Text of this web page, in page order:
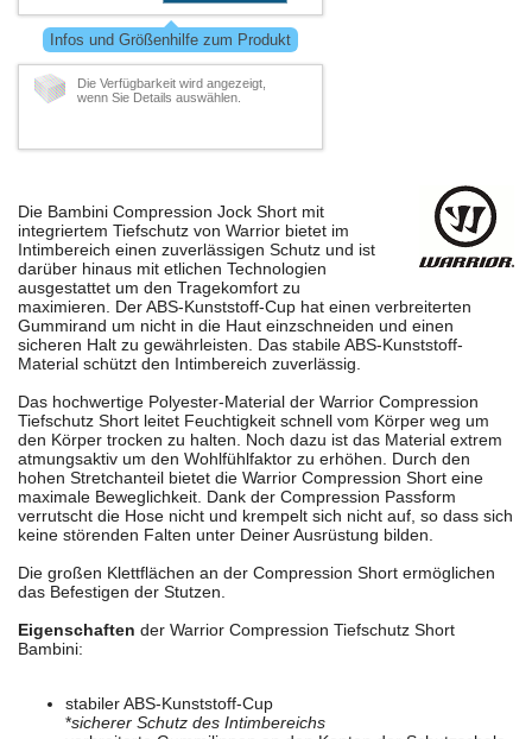
Infos und Größenhilfe zum Produkt
Die Verfügbarkeit wird angezeigt,
wenn Sie Details auswählen.
Die Bambini Compression Jock Short mit
integriertem Tiefschutz von Warrior bietet im
Intimbereich einen zuverlässigen Schutz und ist
darüber hinaus mit etlichen Technologien
ausgestattet um den Tragekomfort zu
maximieren. Der ABS-Kunststoff-Cup hat einen verbreiterten
Gummirand um nicht in die Haut einzschneiden und einen
sicheren Halt zu gewährleisten. Das stabile ABS-Kunststoff-
Material schützt den Intimbereich zuverlässig.
Das hochwertige Polyester-Material der Warrior Compression
Tiefschutz Short leitet Feuchtigkeit schnell vom Körper weg um
den Körper trocken zu halten. Noch dazu ist das Material extrem
atmungsaktiv um den Wohlfühlfaktor zu erhöhen. Durch den
hohen Stretchanteil bietet die Warrior Compression Short eine
maximale Beweglichkeit. Dank der Compression Passform
verrutscht die Hose nicht und krempelt sich nicht auf, so dass sich
keine störenden Falten unter Deiner Ausrüstung bilden.
Die großen Klettflächen an der Compression Short ermöglichen
das Befestigen der Stutzen.
Eigenschaften der Warrior Compression Tiefschutz Short
Bambini:
stabiler ABS-Kunststoff-Cup
*sicherer Schutz des Intimbereichs